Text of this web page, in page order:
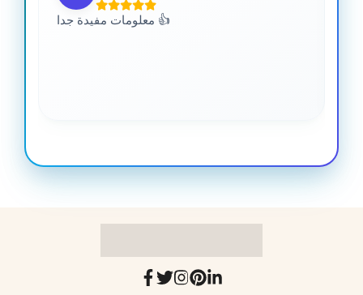
معلومات مفيدة جدا 👍